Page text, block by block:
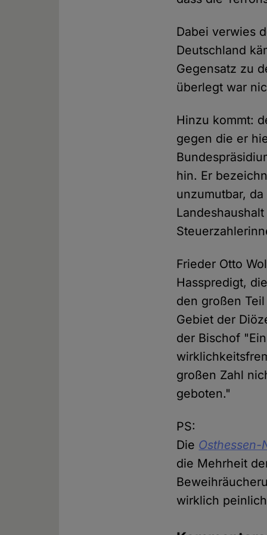
Dabei verwies
Deutschland
Gegensatz zu
überlegt war
Hinzu kommt:
gegen die er
hin. Er
unzumutbar,
Frieder Otto
Hasspredigt,
den großen
Gebiet der
der Bischof
großen Zahl
geboten."
PS:
Die Osthessen-
die Mehrheit
wirklich